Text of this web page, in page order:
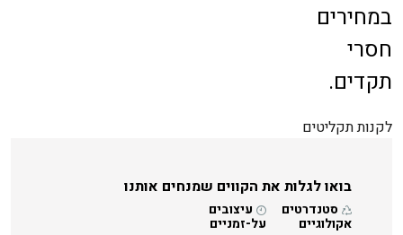
במחירים
חסרי
תקדים.
לקנות תקליטים
בואו לגלות את הקווים שמנחים אותנו
סטנדרטים
אקולוגיים
עיצובים
על-זמניים